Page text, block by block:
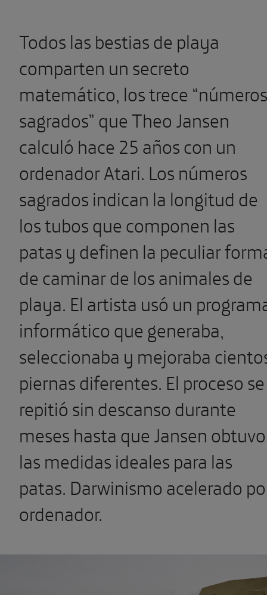
Todos las bestias de playa
comparten un secreto
matemático, los trece “números
sagrados” que Theo Jansen
calculó hace 25 años con un
ordenador Atari. Los números
sagrados indican la longitud de
los tubos que componen las
patas y definen la peculiar
de caminar de los animales de
playa. El artista usó un
informático que generaba,
seleccionaba y mejoraba
piernas diferentes. El proceso se
repitió sin descanso durante
meses hasta que Jansen obtuvo
las medidas ideales para las
patas. Darwinismo acelerado
ordenador.